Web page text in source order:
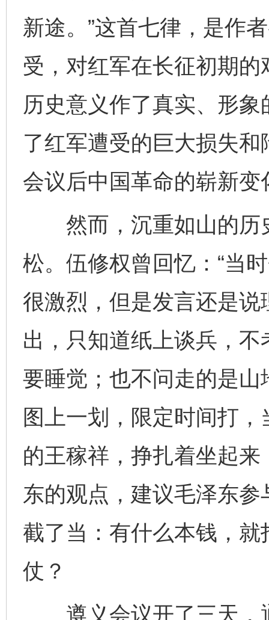
新途。”这首七律，是作
受，对红军在长征初期
历史意义作了真实、形
了红军遭受的巨大损失
会议后中国革命的崭新变
然而，沉重如山的历
松。伍修权曾回忆：“当
很激烈，但是发言还是说
出，只知道纸上谈兵，
要睡觉；也不问走的是
图上一划，限定时间打
的王稼祥，挣扎着坐起
东的观点，建议毛泽东
截了当：有什么本钱，
仗？
遵义会议开了三天，